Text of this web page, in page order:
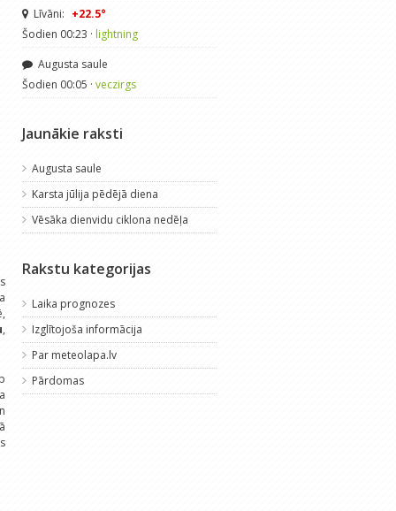
,
Līvāni: +22.5°
Šodien 00:23 · lightning
Augusta saule
Šodien 00:05 · veczirgs
Jaunākie raksti
Augusta saule
Karsta jūlija pēdējā diena
Vēsāka dienvidu ciklona nedēļa
Rakstu kategorijas
Laika prognozes
Izglītojoša informācija
Par meteolapa.lv
Pārdomas